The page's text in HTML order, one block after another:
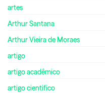
artes
Arthur Santana
Arthur Vieira de Moraes
artigo
artigo acadêmico
artigo cientifico